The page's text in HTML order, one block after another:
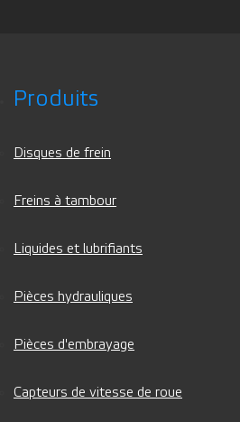
Produits
Disques de frein
Freins à tambour
Liquides et lubrifiants
Pièces hydrauliques
Pièces d'embrayage
Capteurs de vitesse de roue